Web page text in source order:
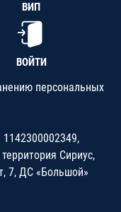
ВИП
ВОЙТИ
персональных
Сириус,
7, ДС «Большой»